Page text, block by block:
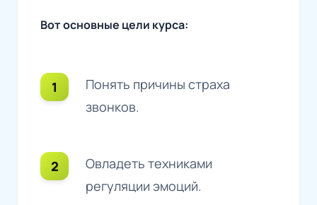
Вот основные цели курса:
Понять причины страха
звонков.
Овладеть техниками
регуляции эмоций.